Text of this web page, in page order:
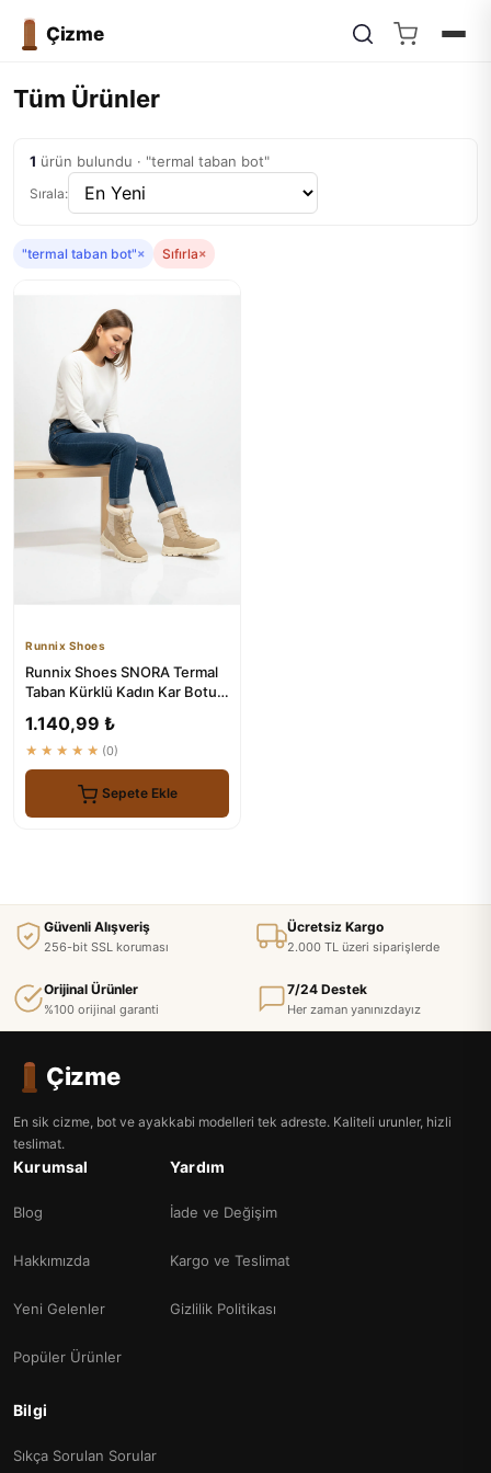
Çizme
Tüm Ürünler
1 ürün bulundu · "termal taban bot"
Sırala:
"termal taban bot"× Sıfırla×
Runnix Shoes
Runnix Shoes SNORA Termal
Taban Kürklü Kadın Kar Botu -
1.140,99 ₺
★★★★★ (0)
Sepete Ekle
Güvenli Alışveriş
256-bit SSL koruması
Ücretsiz Kargo
2.000 TL üzeri siparişlerde
Orijinal Ürünler
%100 orijinal garanti
7/24 Destek
Her zaman yanınızdayız
Çizme
En sik cizme, bot ve ayakkabi modelleri tek adreste. Kaliteli urunler, hizli
teslimat.
Kurumsal
Blog
Hakkımızda
Yeni Gelenler
Popüler Ürünler
Yardım
İade ve Değişim
Kargo ve Teslimat
Gizlilik Politikası
Bilgi
Sıkça Sorulan Sorular